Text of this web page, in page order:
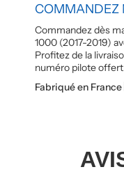
COMMANDEZ
Commandez dès
1000 (2017-2019)
Profitez de la
numéro pilote
Fabriqué en